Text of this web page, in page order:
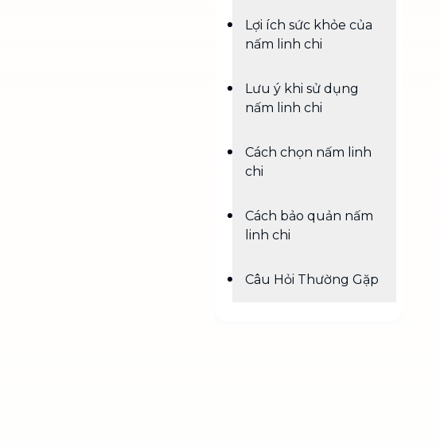
Lợi ích sức khỏe của
nấm linh chi
Lưu ý khi sử dụng
nấm linh chi
Cách chọn nấm linh
chi
Cách bảo quản nấm
linh chi
Câu Hỏi Thường Gặp